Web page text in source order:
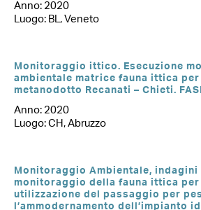
Anno: 2020
Luogo: BL, Veneto
Monitoraggio ittico. Esecuzione
ambientale matrice fauna ittica per
metanodotto Recanati – Chieti.
Anno: 2020
Luogo: CH, Abruzzo
Monitoraggio Ambientale, indagini
monitoraggio della fauna ittica
utilizzazione del passaggio per
l’ammodernamento dell’impianto